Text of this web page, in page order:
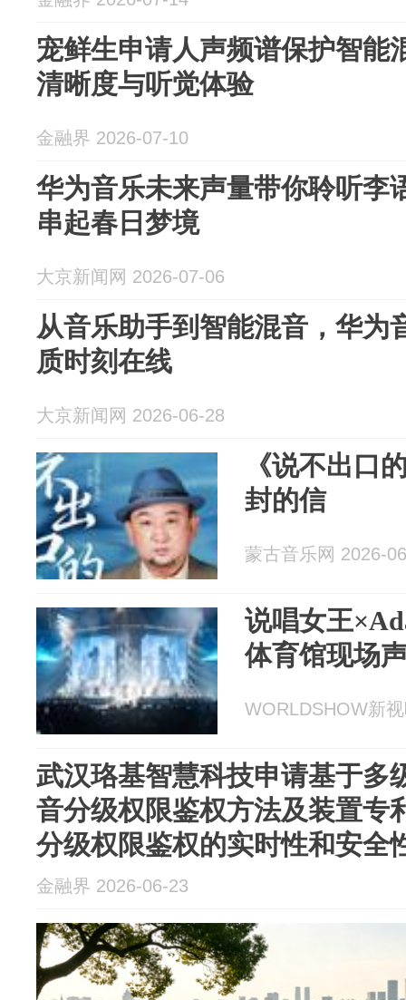
宠鲜生申请人声频谱保护智能
清晰度与听觉体验
金融界 2026-07-10
华为音乐未来声量带你聆听李
串起春日梦境
大京新闻网 2026-07-06
从音乐助手到智能混音，华为
质时刻在线
大京新闻网 2026-06-28
《说不出口
封的信
蒙古音乐网 2026-
说唱女王
体育馆现场
WORLDSHOW新
武汉珞基智慧科技申请基于多
音分级权限鉴权方法及装置专
分级权限鉴权的实时性和安全
金融界 2026-06-23